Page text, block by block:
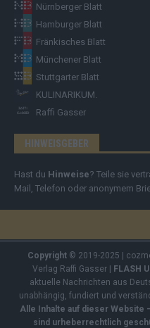
Nürnberger Blatt
Hamburger Blatt
Fränkisches Blatt
Münchener Blatt
Stuttgarter Blatt
KULINARIKUM.
Raffi Gasser
HINWEISGEBER
Hast du Hinweise? Teile sie
Mail, Telefon oder anonymem
Copyright© 2019-2025 |
Verlag Raffi Gasser | FLASH
aktuelle Nachrichten aus
unabhängig, fundiert und
Alle Inhalte auf dieser Website
sind urheberrechtlich